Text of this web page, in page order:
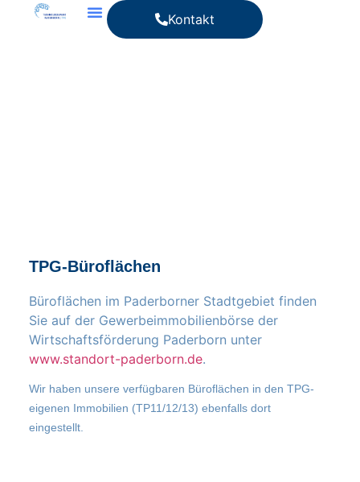
Kontakt
TPG-Büroflächen
Büroflächen im Paderborner Stadtgebiet finden
Sie auf der Gewerbeimmobilienbörse der
Wirtschaftsförderung Paderborn unter
www.standort-paderborn.de.
Wir haben unsere verfügbaren Büroflächen in den TPG-
eigenen Immobilien (TP11/12/13) ebenfalls dort
eingestellt.